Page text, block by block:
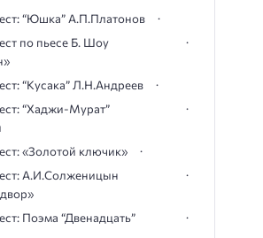
“Юшка” А.П.Платонов
по пьесе Б. Шоу
“Кусака” Л.Н.Андреев
“Хаджи-Мурат”
«Золотой ключик»
А.И.Солженицын
Поэма “Двенадцать”